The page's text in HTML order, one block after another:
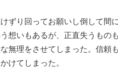
ずり回ってお願いし倒して間に
想いもあるが、正直失うもの
無理をさせてしまった。信頼も
けてしまった。